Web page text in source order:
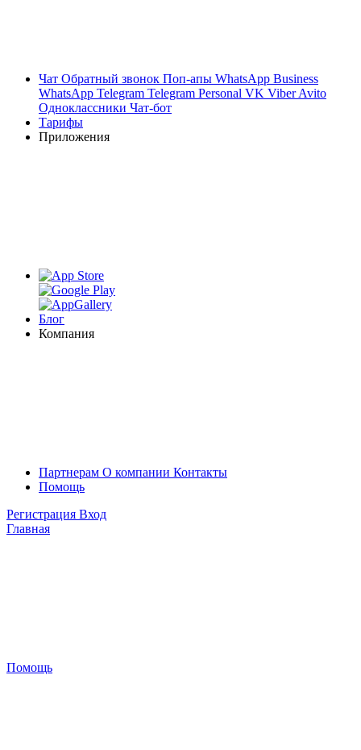
Чат Обратный звонок Поп-апы WhatsApp Business
WhatsApp Telegram Telegram Personal VK ViberAvito
Одноклассники Чат-бот
Тарифы
Приложения
Блог
Компания
Партнерам О компании Контакты
Помощь
Регистрация Вход
Главная
Помощь